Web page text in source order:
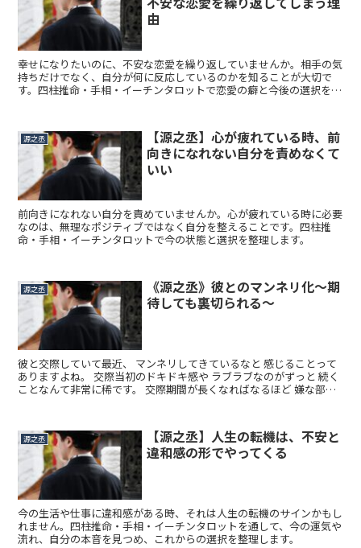
由
幸せになりたいのに、不安な恋愛を繰り返していませんか。相手の気
持ちだけでなく、自分が何に反応しているのかを知ることが大切で
す。四柱推命・手相・イーチンタロットで恋愛の癖と今後の選択を整
源之丞
【源之丞】心が疲れている時、前
向きになれない自分を責めなくて
いい
前向きになれない自分を責めていませんか。心が疲れている時に必要
なのは、無理なポジティブではなく自分を整えることです。四柱推
命・手相・イーチンタロットで今の状態と選択を整理します。
源之丞
《源之丞》彼とのマンネリ化〜期
待しても裏切られる〜
彼と交際していて最近、 マンネリしてきているなと 感じることって
ありますよね。 交際当初のドキドキ感や ラブラブなのがずっと 続く
ことなんて非常に稀です。 交際期間が長くなればなるほど 嫌な部分
源之丞
【源之丞】人生の転機は、不安と
違和感の形でやってくる
今の生活や仕事に違和感がある時、それは人生の転機のサインかもし
れません。四柱推命・手相・イーチンタロットを通して、今の運気や
流れ、自分の本音を見つめ、これからの選択を整理します。